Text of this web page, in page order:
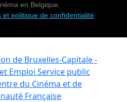
en Belgique.
et politique de confidentialité
de Bruxelles-Capitale -
Emploi Service public
du Cinéma et de
Française